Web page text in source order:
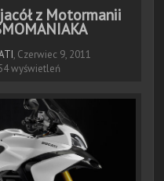
z Motormanii
, Czerwiec 9, 2011
wyświetleń